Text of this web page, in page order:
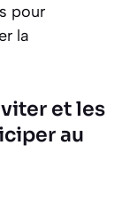
pour
la
et les
au